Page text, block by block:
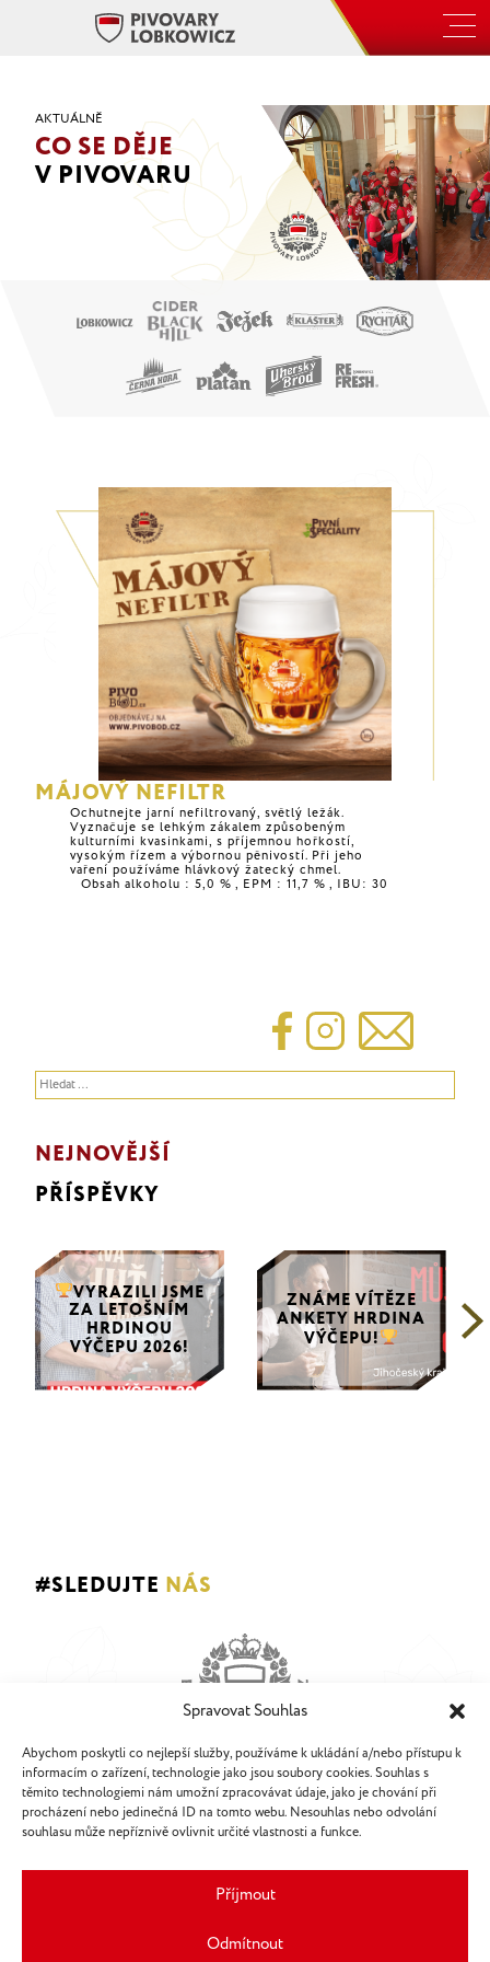
Spravovat Souhlas
Abychom poskytli co nejlepší služby, používáme k ukládání a/nebo přístupu k
informacím o zařízení, technologie jako jsou soubory cookies. Souhlas s
těmito technologiemi nám umožní zpracovávat údaje, jako je chování při
procházení nebo jedinečná ID na tomto webu. Nesouhlas nebo odvolání
souhlasu může nepříznivě ovlivnit určité vlastnosti a funkce.
Příjmout
Odmítnout
AKTUÁLNĚ
CO SE DĚJE
V PIVOVARU
MÁJOVÝ NEFILTR
Ochutnejte jarní nefiltrovaný, světlý ležák.
Vyznačuje se lehkým zákalem způsobeným
kulturními kvasinkami, s příjemnou hořkostí,
vysokým řízem a výbornou pěnivostí. Při jeho
vaření používáme hlávkový žatecký chmel.
Obsah alkoholu : 5,0 % , EPM : 11,7 % , IBU: 30
Vyhledávání
NEJNOVĚJŠÍ
PŘÍSPĚVKY
VYRAZILI JSME
ZA LETOŠNÍM
HRDINOU
VÝČEPU 2026!
ZNÁME VÍTĚZE
ANKETY HRDINA
VÝČEPU!
#SLEDUJTE NÁS